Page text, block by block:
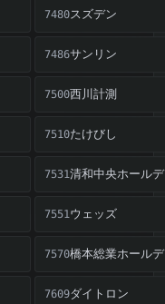
7480スズデン
7486サンリン
7500西川計測
7510たけびし
7531清和中央ホール
7551ウェッズ
7570橋本総業ホール
7609ダイトロン